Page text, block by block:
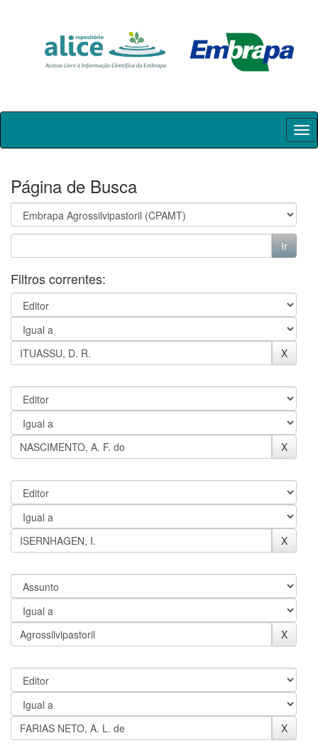
Skip
Página de Busca
Filtros correntes: